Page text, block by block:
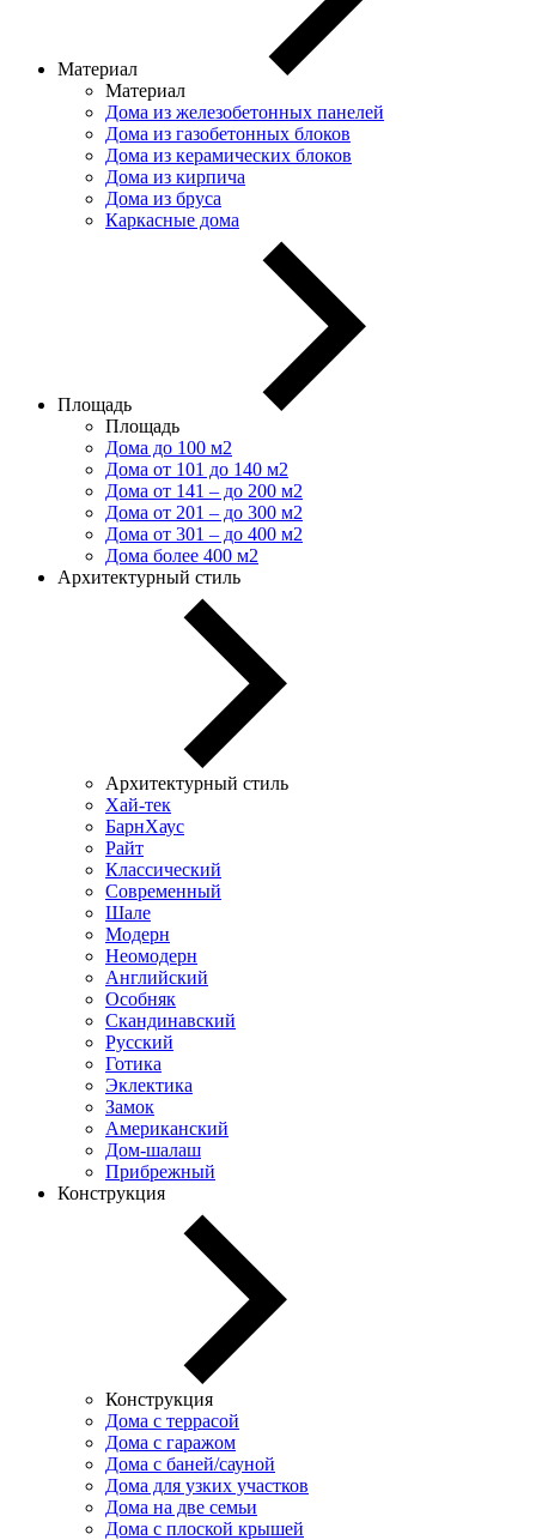
Материал
Материал
Дома из железобетонных панелей
Дома из газобетонных блоков
Дома из керамических блоков
Дома из кирпича
Дома из бруса
Каркасные дома
Площадь
Площадь
Дома до 100 м2
Дома от 101 до 140 м2
Дома от 141 – до 200 м2
Дома от 201 – до 300 м2
Дома от 301 – до 400 м2
Дома более 400 м2
Архитектурный стиль
Архитектурный стиль
Хай-тек
БарнХаус
Райт
Классический
Современный
Шале
Модерн
Неомодерн
Английский
Особняк
Скандинавский
Русский
Готика
Эклектика
Замок
Американский
Дом-шалаш
Прибрежный
Конструкция
Конструкция
Дома с террасой
Дома с гаражом
Дома с баней/сауной
Дома для узких участков
Дома на две семьи
Дома с плоской крышей